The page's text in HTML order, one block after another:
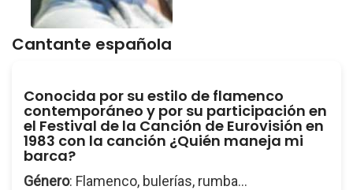
Cantante española
Conocida por su estilo de flamenco
contemporáneo y por su participación en
el Festival de la Canción de Eurovisión en
1983 con la canción ¿Quién maneja mi
barca?
Género: Flamenco, bulerías, rumba...